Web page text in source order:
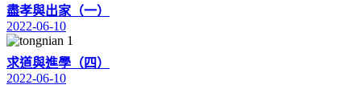
盡孝與出家（一）
2022-06-10
求道與進學（四）
2022-06-10